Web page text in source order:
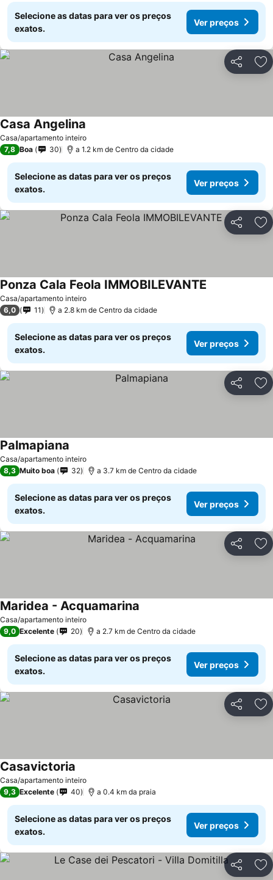
Selecione as datas para ver os preços
exatos.
Ver preços
Partilhar
Casa/apartamento inteiro
Casa Angelina
7,8 Boa 30 a 1.2 km de Centro da cidade
Selecione as datas para ver os preços
exatos.
Ver preços
Partilhar
Casa/apartamento inteiro
Ponza Cala Feola IMMOBILEVANTE
6,0 11 a 2.8 km de Centro da cidade
Selecione as datas para ver os preços
exatos.
Ver preços
Partilhar
Casa/apartamento inteiro
Palmapiana
8,3 Muito boa 32 a 3.7 km de Centro da cidade
Selecione as datas para ver os preços
exatos.
Ver preços
Partilhar
Casa/apartamento inteiro
Maridea - Acquamarina
9,0 Excelente 20 a 2.7 km de Centro da cidade
Selecione as datas para ver os preços
exatos.
Ver preços
Partilhar
Casa/apartamento inteiro
Casavictoria
9,3 Excelente 40 a 0.4 km da praia
Selecione as datas para ver os preços
exatos.
Ver preços
Partilhar